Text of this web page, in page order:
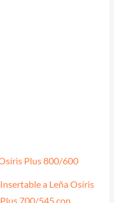
Insertable a Leña Osíris
Plus 700/545 con